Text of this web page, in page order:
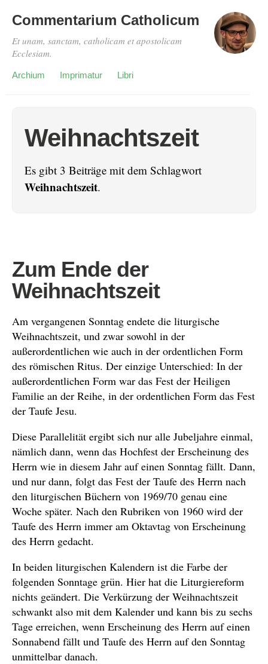
Commentarium Catholicum
Et unam, sanctam, catholicam et apostolicam
Ecclesiam.
Archium Imprimatur Libri
Weihnachtszeit
Es gibt 3 Beiträge mit dem Schlagwort
Weihnachtszeit.
Zum Ende der
Weihnachtszeit
Am vergangenen Sonntag endete die liturgische
Weihnachtszeit, und zwar sowohl in der
außerordentlichen wie auch in der ordentlichen Form
des römischen Ritus. Der einzige Unterschied: In der
außerordentlichen Form war das Fest der Heiligen
Familie an der Reihe, in der ordentlichen Form das Fest
der Taufe Jesu.
Diese Parallelität ergibt sich nur alle Jubeljahre einmal,
nämlich dann, wenn das Hochfest der Erscheinung des
Herrn wie in diesem Jahr auf einen Sonntag fällt. Dann,
und nur dann, folgt das Fest der Taufe des Herrn nach
den liturgischen Büchern von 1969/70 genau eine
Woche später. Nach den Rubriken von 1960 wird der
Taufe des Herrn immer am Oktavtag von Erscheinung
des Herrn gedacht.
In beiden liturgischen Kalendern ist die Farbe der
folgenden Sonntage grün. Hier hat die Liturgiereform
nichts geändert. Die Verkürzung der Weihnachtszeit
schwankt also mit dem Kalender und kann bis zu sechs
Tage erreichen, wenn Erscheinung des Herrn auf einen
Sonnabend fällt und Taufe des Herrn auf den Sonntag
unmittelbar danach.